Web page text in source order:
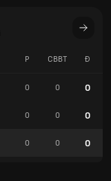
P CBBT Đ
0 0 0
0 0 0
0 0 0